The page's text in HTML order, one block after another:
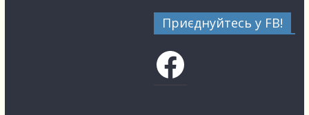
Приєднуйтесь у FB!
Facebook